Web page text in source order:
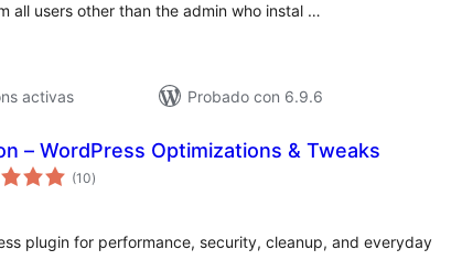
all users other than the admin who instal …
activas
Probado con 6.9.6
– WordPress Optimizations & Tweaks
(10valoracións
totais
)
plugin for performance, security, cleanup, and everyday